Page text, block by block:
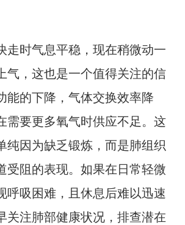
走时气息平稳，现在稍微动一
气，这也是一个值得关注的信
能的下降，气体交换效率降
需要更多氧气时供应不足。这
纯因为缺乏锻炼，而是肺组织
受阻的表现。如果在日常轻微
呼吸困难，且休息后难以迅速
关注肺部健康状况，排查潜在